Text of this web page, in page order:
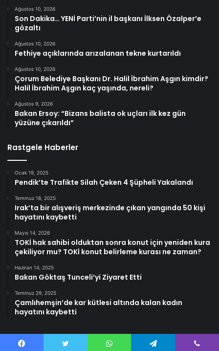
Ağustos 10, 2026
Son Dakika… YENİ Parti’nin il başkanı İlksen Özalper’e
gözaltı
Ağustos 10, 2026
Fethiye açıklarında arızalanan tekne kurtarıldı
Ağustos 10, 2026
Çorum Belediye Başkanı Dr. Halil İbrahim Aşgın kimdir?
Halil İbrahim Aşgın kaç yaşında, nereli?
Ağustos 9, 2026
Bakan Ersoy: “Bizans balista ok uçları ilk kez gün
yüzüne çıkarıldı”
Rastgele Haberler
Ocak 19, 2025
Pendik’te Trafikte Silah Çeken 4 Şüpheli Yakalandı
Temmuz 18, 2025
Irak’ta bir alışveriş merkezinde çıkan yangında 50 kişi
hayatını kaybetti
Mayıs 14, 2026
TOKİ hak sahibi olduktan sonra konut için yeniden kura
çekiliyor mu? TOKİ konut belirleme kurası ne zaman?
Haziran 14, 2025
Bakan Göktaş Tunceli’yi Ziyaret Etti
Temmuz 29, 2025
Çamlıhemşin’de kar kütlesi altında kalan kadın
hayatını kaybetti